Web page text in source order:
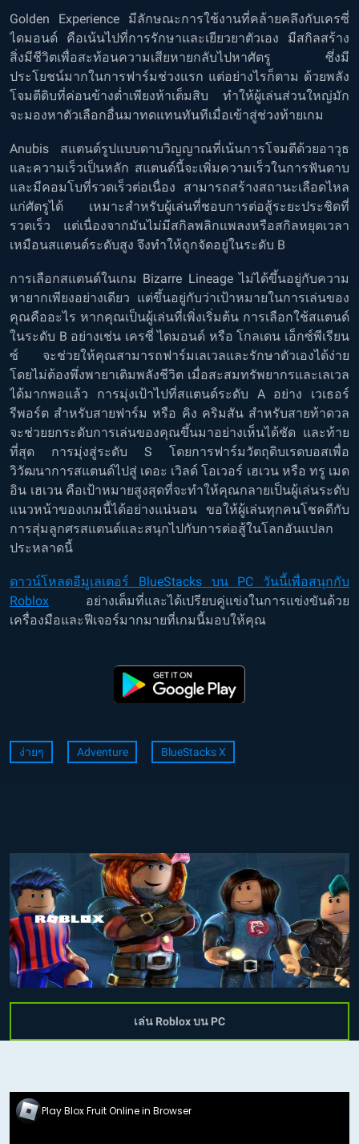
Golden Experience มีลักษณะการใช้งานที่คล้ายคลึงกับเครซี่
ไดมอนด์ คือเน้นไปที่การรักษาและเยียวยาตัวเอง มีสกิลสร้าง
สิ่งมีชีวิตเพื่อสะท้อนความเสียหายกลับไปหาศัตรู ซึ่งมี
ประโยชน์มากในการฟาร์มช่วงแรก แต่อย่างไรก็ตาม ด้วยพลัง
โจมตีดิบที่ค่อนข้างต่ำเพียงห้าเต็มสิบ ทำให้ผู้เล่นส่วนใหญ่มัก
จะมองหาตัวเลือกอื่นมาทดแทนทันทีเมื่อเข้าสู่ช่วงท้ายเกม
Anubis สแตนด์รูปแบบดาบวิญญาณที่เน้นการโจมตีด้วยอาวุธ
และความเร็วเป็นหลัก สแตนด์นี้จะเพิ่มความเร็วในการฟันดาบ
และมีคอมโบที่รวดเร็วต่อเนื่อง สามารถสร้างสถานะเลือดไหล
แก่ศัตรูได้ เหมาะสำหรับผู้เล่นที่ชอบการต่อสู้ระยะประชิดที่
รวดเร็ว แต่เนื่องจากมันไม่มีสกิลพลิกแพลงหรือสกิลหยุดเวลา
เหมือนสแตนด์ระดับสูง จึงทำให้ถูกจัดอยู่ในระดับ B
การเลือกสแตนด์ในเกม Bizarre Lineage ไม่ได้ขึ้นอยู่กับความ
หายากเพียงอย่างเดียว แต่ขึ้นอยู่กับว่าเป้าหมายในการเล่นของ
คุณคืออะไร หากคุณเป็นผู้เล่นที่เพิ่งเริ่มต้น การเลือกใช้สแตนด์
ในระดับ B อย่างเช่น เครซี่ ไดมอนด์ หรือ โกลเดน เอ็กซ์พีเรียน
ซ์ จะช่วยให้คุณสามารถฟาร์มเลเวลและรักษาตัวเองได้ง่าย
โดยไม่ต้องพึ่งพายาเติมพลังชีวิต เมื่อสะสมทรัพยากรและเลเวล
ได้มากพอแล้ว การมุ่งเป้าไปที่สแตนด์ระดับ A อย่าง เวเธอร์
รีพอร์ต สำหรับสายฟาร์ม หรือ คิง คริมสัน สำหรับสายท้าดวล
จะช่วยยกระดับการเล่นของคุณขึ้นมาอย่างเห็นได้ชัด และท้าย
ที่สุด การมุ่งสู่ระดับ S โดยการฟาร์มวัตถุดิบเรดบอสเพื่อ
วิวัฒนาการสแตนด์ไปสู่ เดอะ เวิลด์ โอเวอร์ เฮเวน หรือ ทรู เมด
อิน เฮเวน คือเป้าหมายสูงสุดที่จะทำให้คุณกลายเป็นผู้เล่นระดับ
แนวหน้าของเกมนี้ได้อย่างแน่นอน ขอให้ผู้เล่นทุกคนโชคดีกับ
การสุ่มลูกศรสแตนด์และสนุกไปกับการต่อสู้ในโลกอันแปลก
ประหลาดนี้
ดาวน์โหลดอีมูเลเตอร์ BlueStacks บน PC วันนี้เพื่อสนุกกับ
Roblox อย่างเต็มที่และได้เปรียบคู่แข่งในการแข่งขันด้วย
เครื่องมือและฟีเจอร์มากมายที่เกมนี้มอบให้คุณ
ง่ายๆ Adventure BlueStacks X
เล่น Roblox บน PC